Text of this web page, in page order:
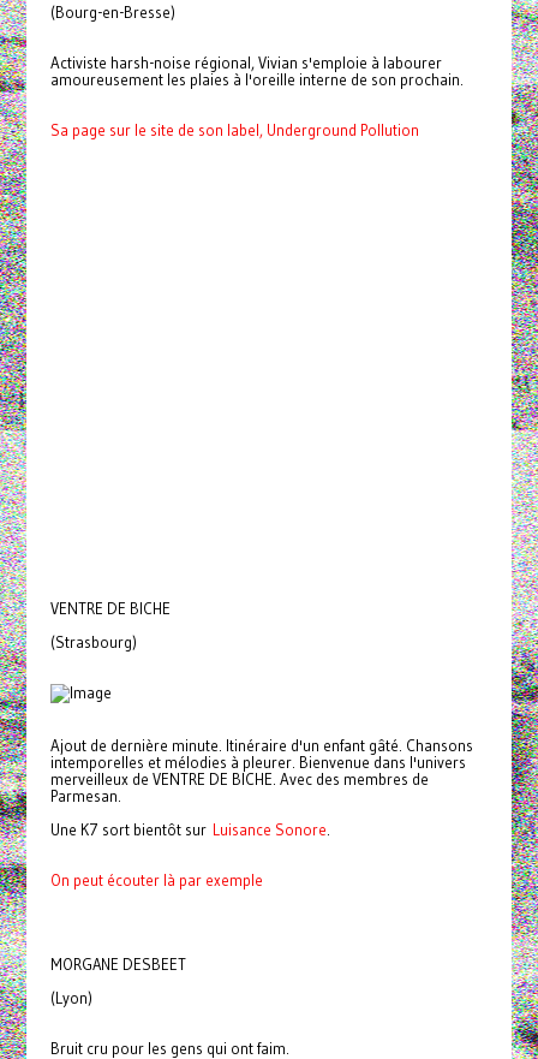
(Bourg-en-Bresse)
Activiste harsh-noise régional, Vivian s'emploie à labourer
amoureusement les plaies à l'oreille interne de son prochain.
Sa page sur le site de son label, Underground Pollution
VENTRE DE BICHE
(Strasbourg)
Ajout de dernière minute. Itinéraire d'un enfant gâté. Chansons
intemporelles et mélodies à pleurer. Bienvenue dans l'univers
merveilleux de VENTRE DE BICHE. Avec des membres de
Parmesan.
Une K7 sort bientôt sur Luisance Sonore
On peut écouter là par exemple
MORGANE DESBEET
(Lyon)
Bruit cru pour les gens qui ont faim.